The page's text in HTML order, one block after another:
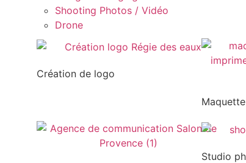
Shooting Photos / Vidéo
Drone
Création de logo
Studio